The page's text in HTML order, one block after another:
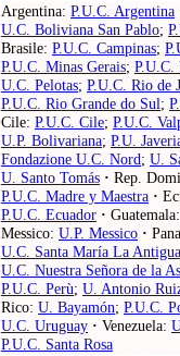
Argentina: P.U.C. Argentina
U.C. Boliviana San Pablo;
Brasile: P.U.C. Campinas;
P.U.C. Minas Gerais; P.U.C.
U.C. Pelotas; P.U.C. Rio de
P.U.C. Rio Grande do Sul;
Cile: P.U.C. Cile; P.U.C.
U.P. Bolivariana; P.U.
Fondazione U.C. Nord; U.
U. Santo Tomás · Rep.
P.U.C. Madre y Maestra ·
P.U.C. Ecuador · Guatemala:
Messico: U.P. Messico ·
U.C. Santa María La Antigua
U.C. Nuestra Señora de la
P.U.C. Perù; U. Antonio
Rico: U. Bayamón; P.U.C.
U.C. Uruguay · Venezuela:
P.U.C. Santa Rosa